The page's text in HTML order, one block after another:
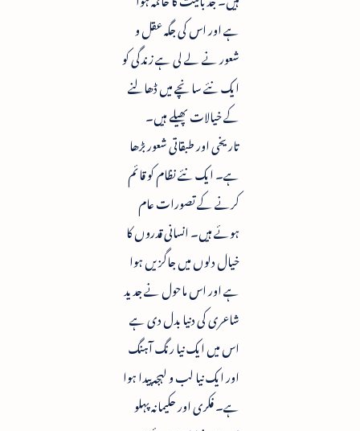
ہے اور اس کی جگہ عقل و
شعور نے لے لی ہے زندگی کو
ایک نئے سانچے میں ڈھالنے
کے خیالات پھیلے ہیں۔
تاریخی اور طبقاتی شعور بڑھا
ہے۔ ایک نئے نظام کو قائم
کرنے کے تصورات عام
ہوئے ہیں۔ انسانی قدروں کا
خیال دلوں میں جاگزیں ہوا
ہے اور اس ماحول نے جدید
شاعری کی دنیا بدل دی ہے
اس میں ایک نیا رنگ آہنگ
اور ایک نیا لب و لہجہ پیدا ہوا
ہے۔ فکری اور حکیمانہ پہلو